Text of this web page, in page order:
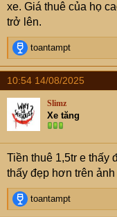
xe. Giá thuê của họ
trở lên.
R
e
a
c
t
i
o
n
s
:
toantampt
10:54 14/08/2025
Slimz
Xe tăng
Tiền thuê 1,5tr e thấy
thấy đẹp hơn trên ảnh
R
e
toantampt